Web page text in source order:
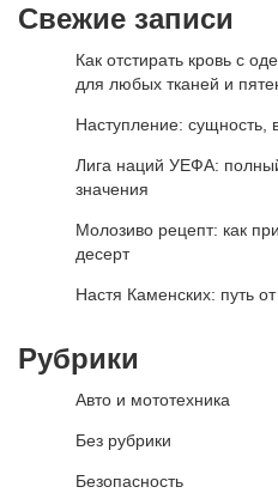
Свежие записи
Как отстирать кровь с
для любых тканей и
Наступление:
Лига наций УЕФА:
значения
Молозиво рецепт: как
десерт
Настя Каменских: путь
Рубрики
Авто и мототехника
Без рубрики
Безопасность